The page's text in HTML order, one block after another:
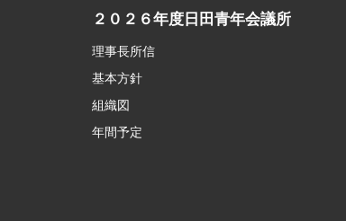
２０２６年度日田青年会議所
理事長所信
基本方針
組織図
年間予定